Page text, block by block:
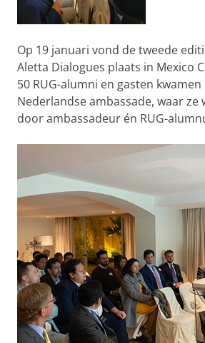
Op 19 januari vond de tweede
Aletta Dialogues plaats in Mexico
50 RUG-alumni en gasten
Nederlandse ambassade, waar
door ambassadeur én RUG-